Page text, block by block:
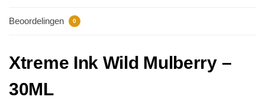
Beoordelingen 0
Xtreme Ink Wild Mulberry –
30ML